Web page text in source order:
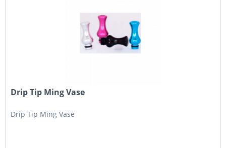
Drip Tip Ming Vase
Drip Tip Ming Vase